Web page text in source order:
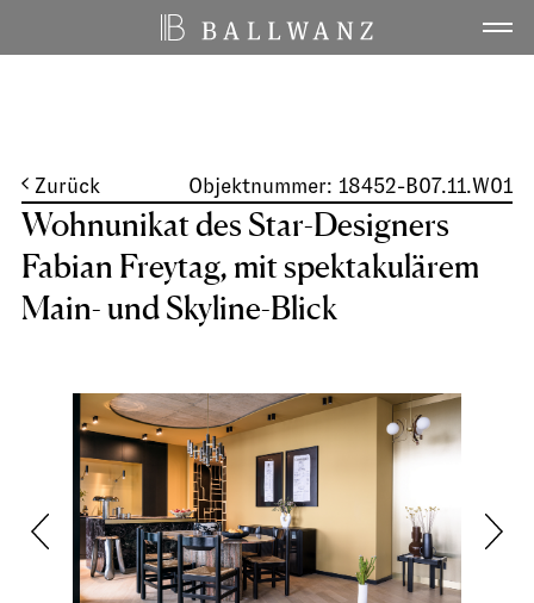
02 Wohnen
03 Leistungen
Über uns
06 Kontakt
Zurück Objektnummer: 18452-B07.11.W01
Wohnunikat des Star-Designers
Fabian Freytag, mit spektakulärem
Main- und Skyline-Blick